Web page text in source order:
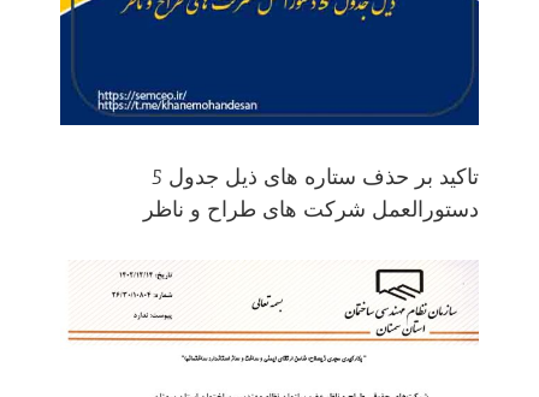
تاکید بر حذف ستاره های ذیل جدول 5
دستورالعمل شرکت های طراح و ناظر